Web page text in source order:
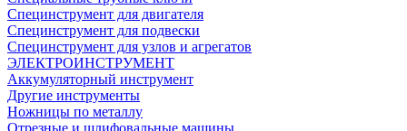
Специнструмент для двигателя
Специнструмент для подвески
Специнструмент для узлов и агрегатов
ЭЛЕКТРОИНСТРУМЕНТ
Аккумуляторный инструмент
Другие инструменты
Ножницы по металлу
Отрезные и шлифовальные машины